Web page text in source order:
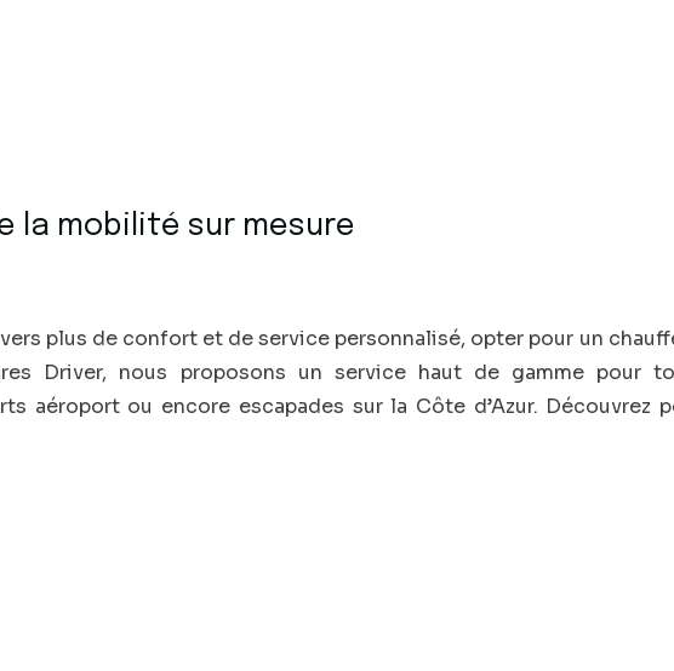
la mobilité sur mesure
plus de confort et de service personnalisé, opter pour un
Driver, nous proposons un service haut de gamme pour
aéroport ou encore escapades sur la Côte d’Azur. Découvrez